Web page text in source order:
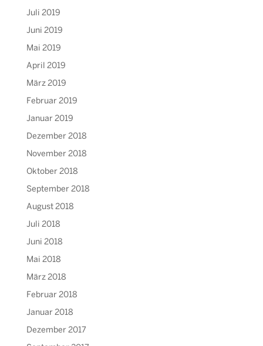
Juli 2019
Juni 2019
Mai 2019
April 2019
März 2019
Februar 2019
Januar 2019
Dezember 2018
November 2018
Oktober 2018
September 2018
August 2018
Juli 2018
Juni 2018
Mai 2018
März 2018
Februar 2018
Januar 2018
Dezember 2017